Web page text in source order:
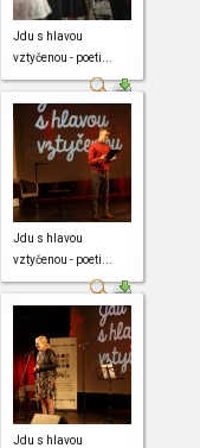
Jdu s hlavou
vztyčenou - poeti...
Jdu s hlavou
vztyčenou - poeti...
Jdu s hlavou